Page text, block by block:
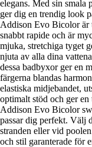
elegans. Med sin smala
ger dig en trendig look
Addison Evo Bicolor är
snabbt rapide och är
mjuka, stretchiga tyget
njuta av alla dina
dessa badbyxor ger en
färgerna blandas
elastiska midjebandet,
optimalt stöd och ger
Addison Evo Bicolor
passar dig perfekt. Välj
stranden eller vid
och stil garanterade för